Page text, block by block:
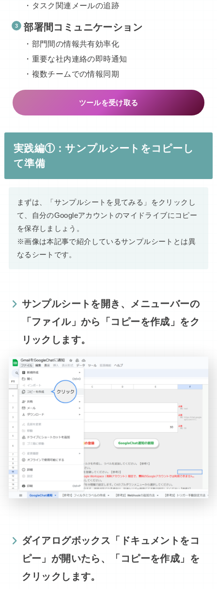
・タスク関連メールの追跡
部署間コミュニケーション
・部門間の情報共有効率化
・重要な社内連絡の即時通知
・複数チームでの情報同期
ツールを受け取る
実践編①：サンプルシートをコピーし
て準備
まずは、「サンプルシートを見てみる」をクリックし
て、自分のGoogleアカウントのマイドライブにコピー
を保存しましょう。
※画像は本記事で紹介しているサンプルシートとは異
なるシートです。
サンプルシートを開き、メニューバーの
「ファイル」から「コピーを作成」をク
リックします。
ダイアログボックス「ドキュメントをコ
ピー」が開いたら、「コピーを作成」を
クリックします。